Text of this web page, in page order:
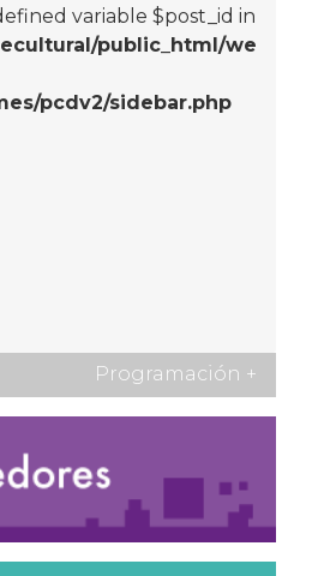
variable $post_id in
public_html/we
pcdv2/sidebar.php
Programación +